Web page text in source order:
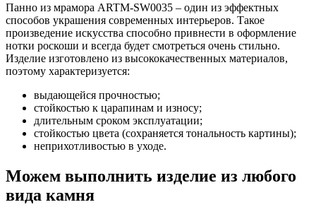
Панно из мрамора ARTM-SW0035 – один из эффектных
способов украшения современных интерьеров. Такое
произведение искусства способно привнести в оформление
нотки роскоши и всегда будет смотреться очень стильно.
Изделие изготовлено из высококачественных материалов,
поэтому характеризуется:
выдающейся прочностью;
стойкостью к царапинам и износу;
длительным сроком эксплуатации;
стойкостью цвета (сохраняется тональность картины);
неприхотливостью в уходе.
Можем выполнить изделие из любого
вида камня